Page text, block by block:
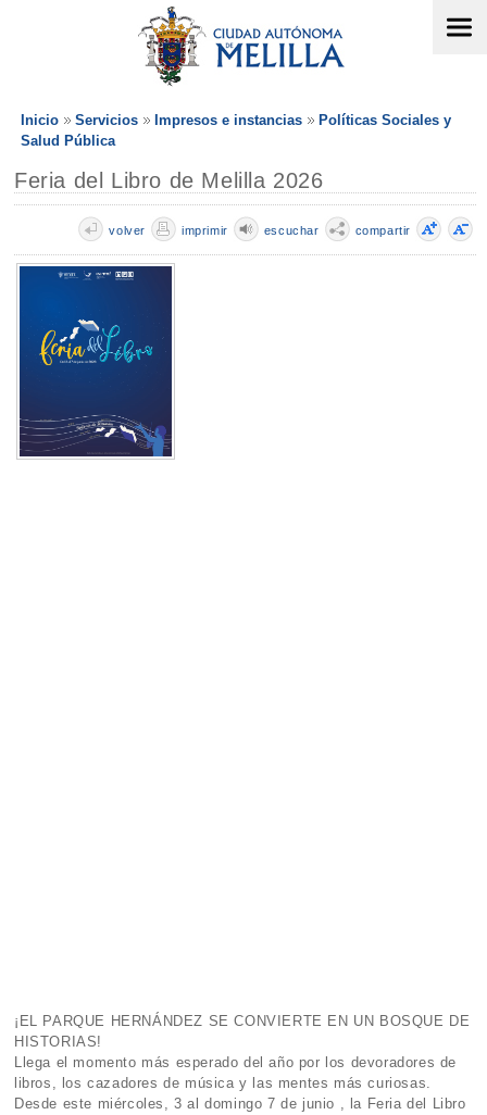
Inicio Servicios Impresos e instancias
Políticas Sociales y
Salud Pública
Feria del Libro de Melilla 2026
compartir
escuchar
imprimir
volver
¡EL PARQUE HERNÁNDEZ SE CONVIERTE EN UN BOSQUE DE
HISTORIAS!
Llega el momento más esperado del año por los devoradores de
libros, los cazadores de música y las mentes más curiosas.
Desde este miércoles, 3 al domingo 7 de junio , la Feria del Libro